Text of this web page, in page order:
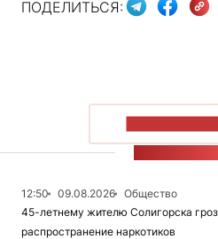
ПОДЕЛИТЬСЯ:
12:50 09.08.2026
Общество
45-летнему жителю Солигорска
распространение наркотиков